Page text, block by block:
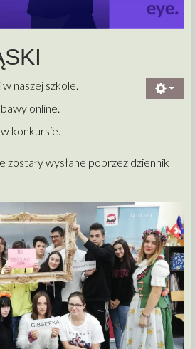
w naszej szkole.
online.
konkursie.
zostały wysłane poprzez dziennik